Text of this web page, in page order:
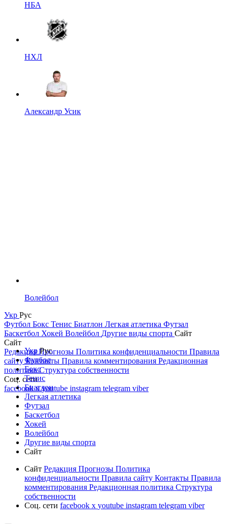
НБА
НХЛ
Александр Усик
Волейбол
Укр Рус
Футбол Бокс Тенис Биатлон Легкая атлетика Футзал
Баскетбол Хокей Волейбол Другие виды спорта Сайт
Сайт
РедакцияПрогнозы Политика конфиденциальности Правила
сайтуКонтакты Правила комментирования Редакционная
политикаСтруктура собственности
Соц. сети
facebookxyoutube instagram telegram viber
УкрРус
Футбол
Бокс
Тенис
Биатлон
Легкая атлетика
Футзал
Баскетбол
Хокей
Волейбол
Другие виды спорта
Сайт
Сайт Редакция Прогнозы Политика
конфиденциальности Правила сайту Контакты Правила
комментирования Редакционная политика Структура
собственности
Соц. сети facebook x youtube instagram telegram viber